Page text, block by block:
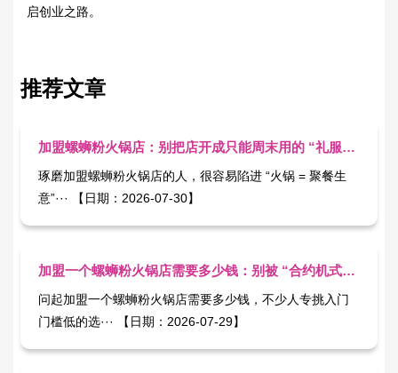
启创业之路。
推荐文章
加盟螺蛳粉火锅店：别把店开成只能周末用的 “礼服款”
琢磨加盟螺蛳粉火锅店的人，很容易陷进 “火锅 = 聚餐生
意”··· 【日期：2026-07-30】
加盟一个螺蛳粉火锅店需要多少钱：别被 “合约机式” 低价套牢
问起加盟一个螺蛳粉火锅店需要多少钱，不少人专挑入门
门槛低的选··· 【日期：2026-07-29】